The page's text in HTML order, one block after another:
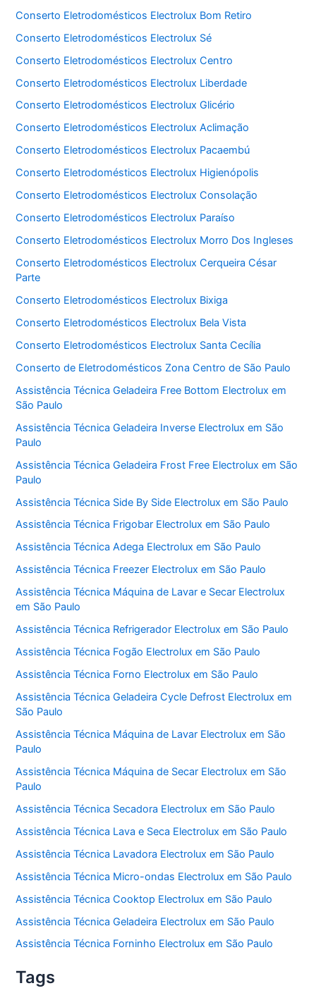
Conserto Eletrodomésticos Electrolux Bom Retiro
Conserto Eletrodomésticos Electrolux Sé
Conserto Eletrodomésticos Electrolux Centro
Conserto Eletrodomésticos Electrolux Liberdade
Conserto Eletrodomésticos Electrolux Glicério
Conserto Eletrodomésticos Electrolux Aclimação
Conserto Eletrodomésticos Electrolux Pacaembú
Conserto Eletrodomésticos Electrolux Higienópolis
Conserto Eletrodomésticos Electrolux Consolação
Conserto Eletrodomésticos Electrolux Paraíso
Conserto Eletrodomésticos Electrolux Morro Dos Ingleses
Conserto Eletrodomésticos Electrolux Cerqueira César
Parte
Conserto Eletrodomésticos Electrolux Bixiga
Conserto Eletrodomésticos Electrolux Bela Vista
Conserto Eletrodomésticos Electrolux Santa Cecília
Conserto de Eletrodomésticos Zona Centro de São Paulo
Assistência Técnica Geladeira Free Bottom Electrolux em
São Paulo
Assistência Técnica Geladeira Inverse Electrolux em São
Paulo
Assistência Técnica Geladeira Frost Free Electrolux em São
Paulo
Assistência Técnica Side By Side Electrolux em São Paulo
Assistência Técnica Frigobar Electrolux em São Paulo
Assistência Técnica Adega Electrolux em São Paulo
Assistência Técnica Freezer Electrolux em São Paulo
Assistência Técnica Máquina de Lavar e Secar Electrolux
em São Paulo
Assistência Técnica Refrigerador Electrolux em São Paulo
Assistência Técnica Fogão Electrolux em São Paulo
Assistência Técnica Forno Electrolux em São Paulo
Assistência Técnica Geladeira Cycle Defrost Electrolux em
São Paulo
Assistência Técnica Máquina de Lavar Electrolux em São
Paulo
Assistência Técnica Máquina de Secar Electrolux em São
Paulo
Assistência Técnica Secadora Electrolux em São Paulo
Assistência Técnica Lava e Seca Electrolux em São Paulo
Assistência Técnica Lavadora Electrolux em São Paulo
Assistência Técnica Micro-ondas Electrolux em São Paulo
Assistência Técnica Cooktop Electrolux em São Paulo
Assistência Técnica Geladeira Electrolux em São Paulo
Assistência Técnica Forninho Electrolux em São Paulo
Tags